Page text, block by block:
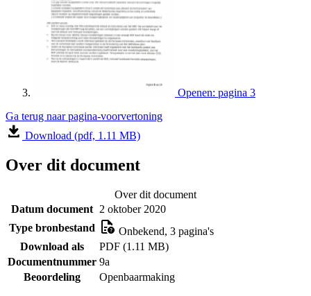
Openen: pagina 3
Ga terug naar pagina-voorvertoning
Download (pdf, 1.11 MB)
Over dit document
Over dit document
Datum document 2 oktober 2020
Type bronbestand
Onbekend, 3 pagina's
Download als
PDF (1.11 MB)
Documentnummer 9a
Beoordeling
Openbaarmaking